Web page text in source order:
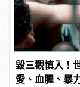
毀三觀慎入！
愛、血腥、暴